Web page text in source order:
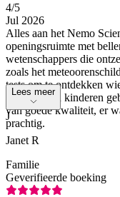
4/5
Jul 2026
Alles aan het Nemo
openingsruimte met
wetenschappers die
zoals het
tests om te ontdekken
hielden mijn kinderen
van goede kwaliteit, er
prachtig.
Lees meer
J
Janet R
Familie
Geverifieerde boeking